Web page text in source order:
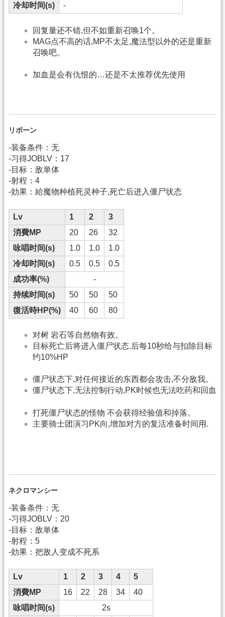
冷却时间(s)
-
回复量还不错,但不如重新召唤1个。
MAG点不高的话,MP不太足,魔法型以外的还是重新
召唤吧。
加血是会有仇恨的…还是不太推荐优先使用
リボーン
-装备条件：无
-习得JOBLV：17
-目标：敌単体
-射程：4
-効果：給魔物种植死灵种子,死亡后进入僵尸状态
Lv 1 2
3
消費MP
20 26
32
咏唱时间(s)
1.0 1.0
1.0
冷却时间(s)
0.5 0.5
0.5
成功率(%)
-
持续时间(s)
50 50
50
復活時HP(%)
40 60 80
对树 岩石等自然物有效。
目标死亡后将进入僵尸状态.后每10秒给与扣除目标
约10%HP
僵尸状态下,对任何接近的东西都会攻击,不分敌我。
僵尸状态下,无法控制行动,PK时候也无法吃药和回血
打死僵尸状态的怪物 不会获得经验值和掉落。
主要骑士团演习PK向,增加对方的复活准备时间用.
ネクロマンシー
-装备条件：无
-习得JOBLV：20
-目标：敌単体
-射程：5
-効果：把敌人变成不死系
Lv 1 2 3 4
5
消費MP
16 22 28 34
40
咏唱时间(s)
2s